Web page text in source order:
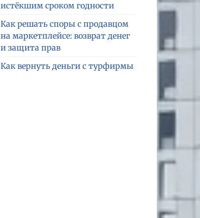
истёкшим сроком годности
Как решать споры с продавцом
на маркетплейсе: возврат денег
и защита прав
Как вернуть деньги с турфирмы